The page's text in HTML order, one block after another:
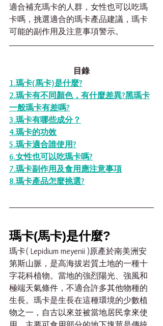
適合補充瑪卡的人群，女性也可以吃瑪
卡嗎，挑選適合的瑪卡產品建議，瑪卡
可能的副作用及注意事項警示。
目錄
1.瑪卡(馬卡)是什麼?
2.瑪卡有不同顏色，有什麼差異?黑瑪卡
一般瑪卡有差嗎?
3.瑪卡有哪些成分？
4.瑪卡的功效
5.瑪卡適合誰使用?
6.女性也可以吃瑪卡嗎?
7.瑪卡副作用及食用應注意事項
8.瑪卡產品怎麼挑選?
瑪卡(馬卡)是什麼?
瑪卡( Lepidium meyenii )原產於南美洲安
第斯山脈，是高海拔岩質土地的一種十
字花科植物。當地的強烈陽光、強風和
極端天氣條件，不適合許多其他物種的
生長。瑪卡是生長在這種環境的少數植
物之一，自古以來並被當地居民拿來使